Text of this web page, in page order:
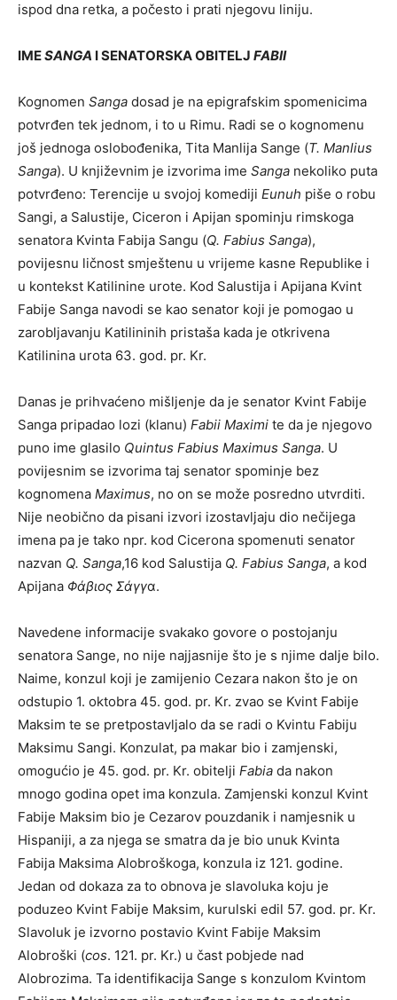
ispod dna retka, a počesto i prati njegovu liniju.
IMESANGA I SENATORSKA OBITELJ FABII
Kognomen Sanga dosad je na epigrafskim spomenicima
potvrđen tek jednom, i to u Rimu. Radi se o kognomenu
još jednoga oslobođenika, Tita Manlija Sange (T. Manlius
Sanga). U književnim je izvorima ime Sanga nekoliko puta
potvrđeno: Terencije u svojoj komediji Eunuh piše o robu
Sangi, a Salustije, Ciceron i Apijan spominju rimskoga
senatora Kvinta Fabija Sangu (Q. Fabius Sanga),
povijesnu ličnost smještenu u vrijeme kasne Republike i
u kontekst Katilinine urote. Kod Salustija i Apijana Kvint
Fabije Sanga navodi se kao senator koji je pomogao u
zarobljavanju Katilininih pristaša kada je otkrivena
Katilinina urota 63. god. pr. Kr.
Danas je prihvaćeno mišljenje da je senator Kvint Fabije
Sanga pripadao lozi (klanu) Fabii Maximi te da je njegovo
puno ime glasilo Quintus Fabius Maximus Sanga. U
povijesnim se izvorima taj senator spominje bez
kognomena Maximus, no on se može posredno utvrditi.
Nije neobično da pisani izvori izostavljaju dio nečijega
imena pa je tako npr. kod Cicerona spomenuti senator
nazvan Q. Sanga,16 kod Salustija Q. Fabius Sanga, a kod
Apijana Φάβιος Σάγγα.
Navedene informacije svakako govore o postojanju
senatora Sange, no nije najjasnije što je s njime dalje bilo.
Naime, konzul koji je zamijenio Cezara nakon što je on
odstupio 1. oktobra 45. god. pr. Kr. zvao se Kvint Fabije
Maksim te se pretpostavljalo da se radi o Kvintu Fabiju
Maksimu Sangi. Konzulat, pa makar bio i zamjenski,
omogućio je 45. god. pr. Kr. obitelji Fabia da nakon
mnogo godina opet ima konzula. Zamjenski konzul Kvint
Fabije Maksim bio je Cezarov pouzdanik i namjesnik u
Hispaniji, a za njega se smatra da je bio unuk Kvinta
Fabija Maksima Alobroškoga, konzula iz 121. godine.
Jedan od dokaza za to obnova je slavoluka koju je
poduzeo Kvint Fabije Maksim, kurulski edil 57. god. pr. Kr.
Slavoluk je izvorno postavio Kvint Fabije Maksim
Alobroški (cos. 121. pr. Kr.) u čast pobjede nad
Alobrozima. Ta identifikacija Sange s konzulom Kvintom